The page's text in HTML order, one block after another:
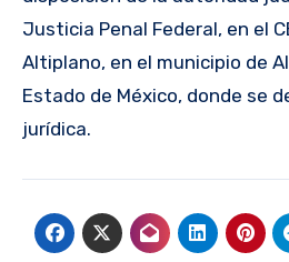
Justicia Penal Federal, en el
Altiplano, en el municipio de
Estado de México, donde se
jurídica.